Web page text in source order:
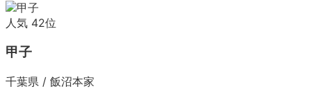
人気 42位
甲子
千葉県 / 飯沼本家